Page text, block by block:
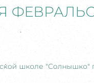
школе